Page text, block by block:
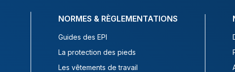
NORMES & RÈGLEMENTATIONS
Guides des EPI
La protection des pieds
Les vêtements de travail